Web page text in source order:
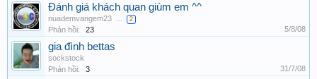
Đánh giá khách quan giùm em ^^
nuademvangem23 2
Phản hồi: 23 5/8/08
gia đình bettas
sockstock
Phản hồi:
3 31/7/08